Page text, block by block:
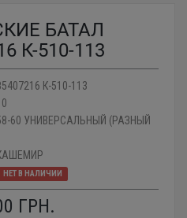
БАТАЛ
К-510-113
К-510-113
60 УНИВЕРСАЛЬНЫЙ (РАЗНЫЙ
НЕТ В НАЛИЧИИ
ГРН.